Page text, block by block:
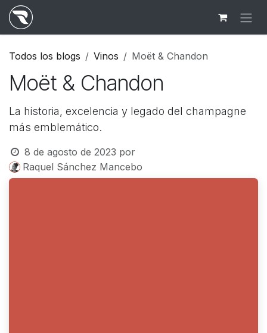
Ir al contenido
Todos los blogs Vinos Moët & Chandon
Moët & Chandon
La historia, excelencia y legado del champagne
más emblemático.
8 de agosto de 2023 por
Raquel Sánchez Mancebo